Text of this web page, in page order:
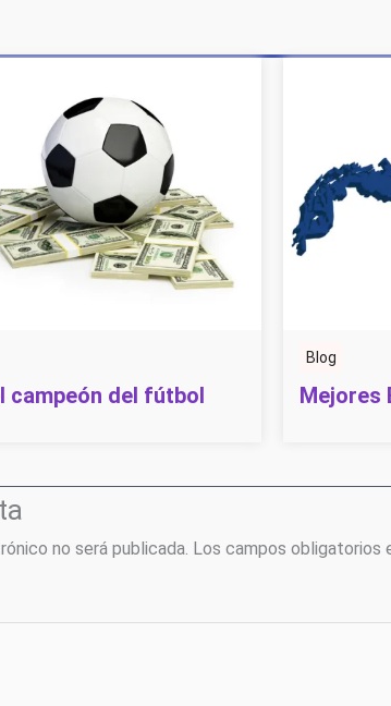
campeón del fútbol
Blog
Mejores
no será publicada. Los campos obligatorios